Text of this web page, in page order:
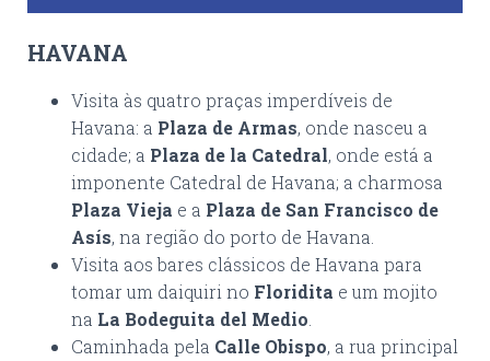
HAVANA
Visita às quatro praças imperdíveis de
Havana: a Plaza de Armas, onde nasceu a
cidade; a Plaza de la Catedral, onde está a
imponente Catedral de Havana; a charmosa
Plaza Vieja e a Plaza de San Francisco de
Asís, na região do porto de Havana.
Visita aos bares clássicos de Havana para
tomar um daiquiri no Floridita e um mojito
na La Bodeguita del Medio
Caminhada pela Calle Obispo, a rua principal